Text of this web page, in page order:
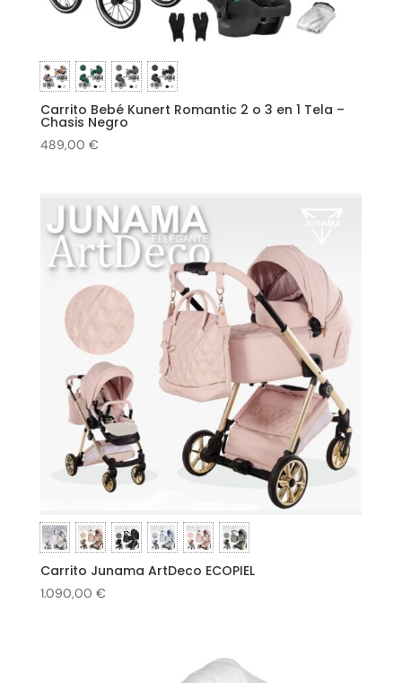
Carrito Bebé Kunert Romantic 2 o 3 en 1 Tela –
Chasis Negro
489,00 €
Carrito Junama ArtDeco ECOPIEL
1.090,00 €